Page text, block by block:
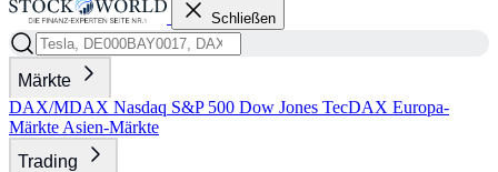
Schließen
Märkte
DAX/MDAX Nasdaq S&P 500 Dow Jones TecDAX Europa-
Märkte Asien-Märkte
Trading